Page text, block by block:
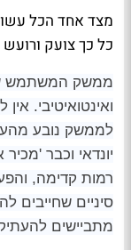
מצד אחד הכל
כל כך צועק
ממשק המשתמש
ואינטואיטיבי.
לממשק נובע
יונדאי וכבר
רמות קדימה,
סיניים שחייבים
מתביישים